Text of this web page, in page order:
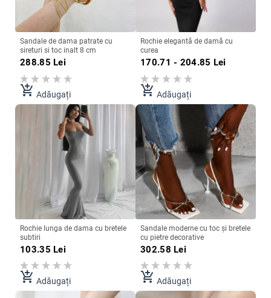
Sandale de dama patrate cu
sireturi si toc inalt 8 cm
288.85 Lei
add_shopping_cart Adăugați
Rochie elegantă de damă cu
curea
170.71 - 204.85 Lei
add_shopping_cart Adăugați
Rochie lunga de dama cu bretele
subtiri
103.35 Lei
add_shopping_cart Adăugați
Sandale moderne cu toc și bretele
cu pietre decorative
302.58 Lei
add_shopping_cart Adăugați